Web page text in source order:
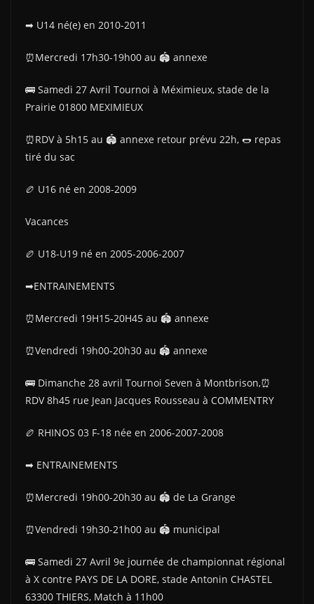
➡ U14 né(e) en 2010-2011
⏰Mercredi 17h30-19h00 au 🏟 annexe
🚌 Samedi 27 Avril Tournoi à Méximieux, stade de la
Prairie 01800 MEXIMIEUX
⏰RDV à 5h15 au 🏟 annexe retour prévu 22h, 🌭 repas
tiré du sac
🏉 U16 né en 2008-2009
Vacances
🏉 U18-U19 né en 2005-2006-2007
➡ENTRAINEMENTS
⏰Mercredi 19H15-20H45 au 🏟 annexe
⏰Vendredi 19h00-20h30 au 🏟 annexe
🚌 Dimanche 28 avril Tournoi Seven à Montbrison,⏰
RDV 8h45 rue Jean Jacques Rousseau à COMMENTRY
🏉 RHINOS 03 F-18 née en 2006-2007-2008
➡ ENTRAINEMENTS
⏰Mercredi 19h00-20h30 au 🏟 de La Grange
⏰Vendredi 19h30-21h00 au 🏟 municipal
🚌 Samedi 27 Avril 9e journée de championnat régional
à X contre PAYS DE LA DORE, stade Antonin CHASTEL
63300 THIERS, Match à 11h00